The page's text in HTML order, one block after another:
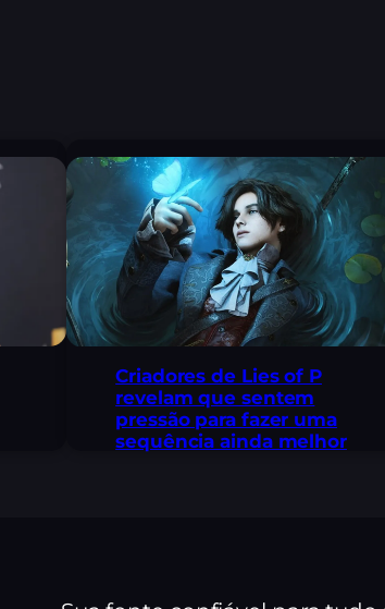
Criadores de Lies of P
revelam que sentem
pressão para fazer uma
sequência ainda melhor